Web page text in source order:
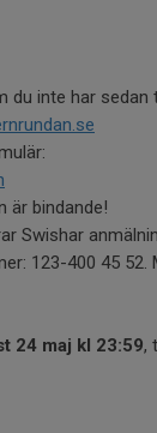
du inte har sedan
är bindande!
Swishar
123-400 45 52.
24 maj kl 23:59,